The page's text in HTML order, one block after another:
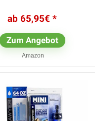
65,95€
Zum Angebot
Amazon